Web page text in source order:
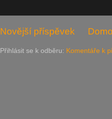
Novější příspěvek
Přihlásit se k odběru: Komentáře k